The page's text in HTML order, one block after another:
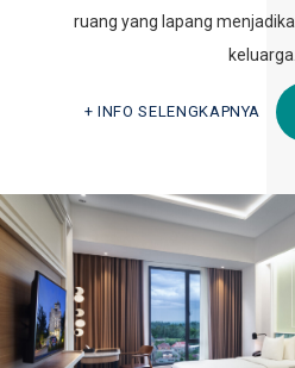
ruang yang lapang
INFO SELENGKAPNYA